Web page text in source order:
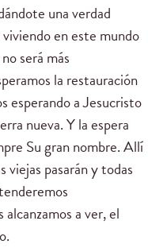
una verdad
en este mundo
será más
la restauración
esperando a Jesucristo
nueva. Y la espera
Su gran nombre. Allí
viejas pasarán y todas
a ver, el